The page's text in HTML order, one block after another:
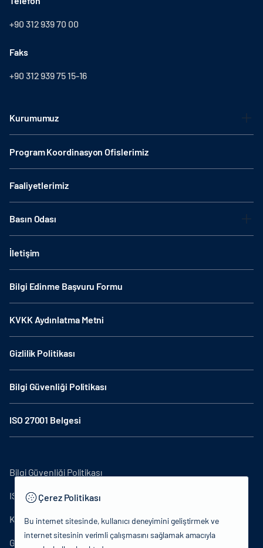
+90 312 939 70 00
Faks
+90 312 939 75 15-16
Kurumumuz
Program Koordinasyon Ofislerimiz
Faaliyetlerimiz
Basın Odası
İletişim
Bilgi Edinme Başvuru Formu
KVKK Aydınlatma Metni
Gizlilik Politikası
Bilgi Güvenliği Politikası
ISO 27001 Belgesi
Bilgi Güvenliği Politikası
ISO27001
KVKK Aydınlatma Metni
Gizlilik Politikası
Çerez Politikası
Bu internet sitesinde, kullanıcı deneyimini geliştirmek ve
internet sitesinin verimli çalışmasını sağlamak amacıyla